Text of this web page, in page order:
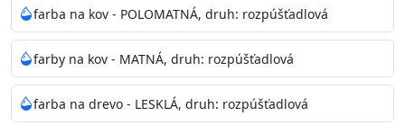
Odtieň: Biela + je možné tónovať podľa RAL, NCS,
Pantone
Informácie k aplikácií
Pred použitím farbu narieďte do 10% vodou podľa
farba na kov - POLOMATNÁ, druh: rozpúšťadlová
farby na kov - MATNÁ, druh: rozpúšťadlová
farba na drevo - LESKLÁ, druh: rozpúšťadlová